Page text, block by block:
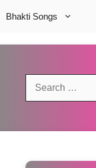
Bhakti Songs